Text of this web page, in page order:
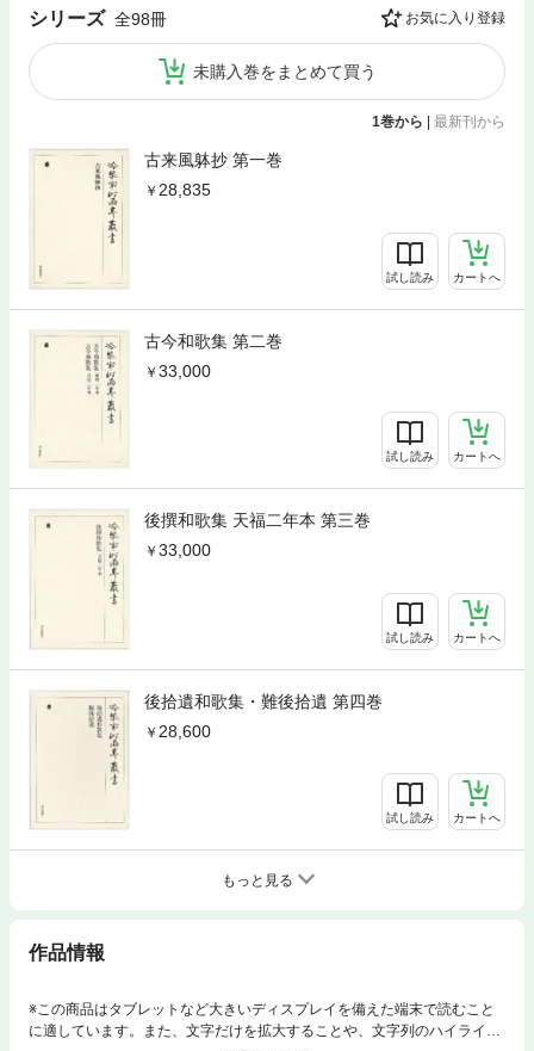
シリーズ 全98冊 お気に入り登録
未購入巻をまとめて買う
1巻から | 最新刊から
古来風躰抄 第一巻
28,835
試し読み カートへ
古今和歌集 第二巻
33,000
試し読み カートへ
後撰和歌集 天福二年本 第三巻
33,000
試し読み カートへ
後拾遺和歌集・難後拾遺 第四巻
28,600
試し読み カートへ
もっと見る
作品情報
※この商品はタブレットなど大きいディスプレイを備えた端末で読むこと
に適しています。また、文字だけを拡大することや、文字列のハイライ